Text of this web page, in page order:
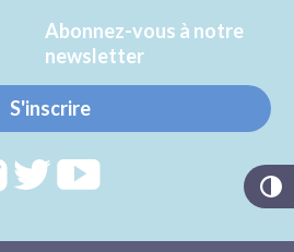
Abonnez-vous à notre
newsletter
S'inscrire
RejoignezRejoignez